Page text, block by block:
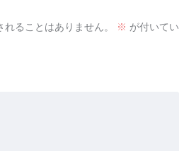
ることはありません。 ※ が付いてい